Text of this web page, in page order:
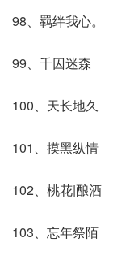
98、羁绊我心。
99、千囚迷森
100、天长地久
101、摸黑纵情
102、桃花|酿酒
103、忘年祭陌